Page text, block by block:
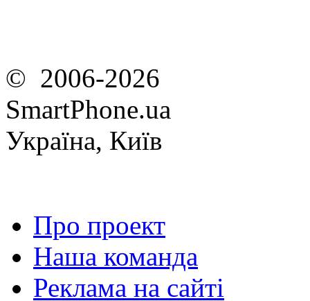
© 2006-2026
SmartPhone.ua
Україна, Київ
Про проект
Наша команда
Реклама на сайті